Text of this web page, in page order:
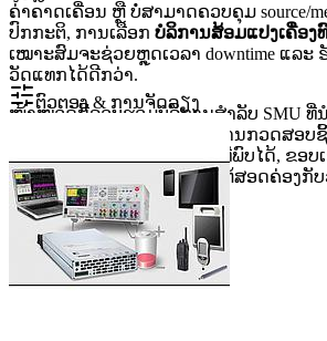
ຄ່າຄາດເຄື່ອນ ຫຼື ບໍ່ສາມາດຄວບຄຸມ source/
ປົກກະຕິ, ການເລືອກ ບໍລິການສ້ອມແປງເຄື່ອງ
ເໝາະສົມຈະຊ່ວຍຫຼຸດເວລາ downtime ແລະ
ວັດແທກໄດ້ດີກວ່າ.
ໜ້າໝວດນີ້ລວບຮວມບໍລິການສຳລັບ SMU ທີ່ນ
ສາຍການຜະລິດ, R&D ແລະ ງານກວດສອບ
ເນື້ອຫາຈະເນັ້ນໃຫ້ເຫັນບັນຫາທີ່ພົບໄດ້, ຂອບ
ແລະ ແນວທາງເລືອກບໍລິການໃຫ້ສອດຄ່ອງກັບ
ຕົວຕອງ & ການຈັດລຽງ